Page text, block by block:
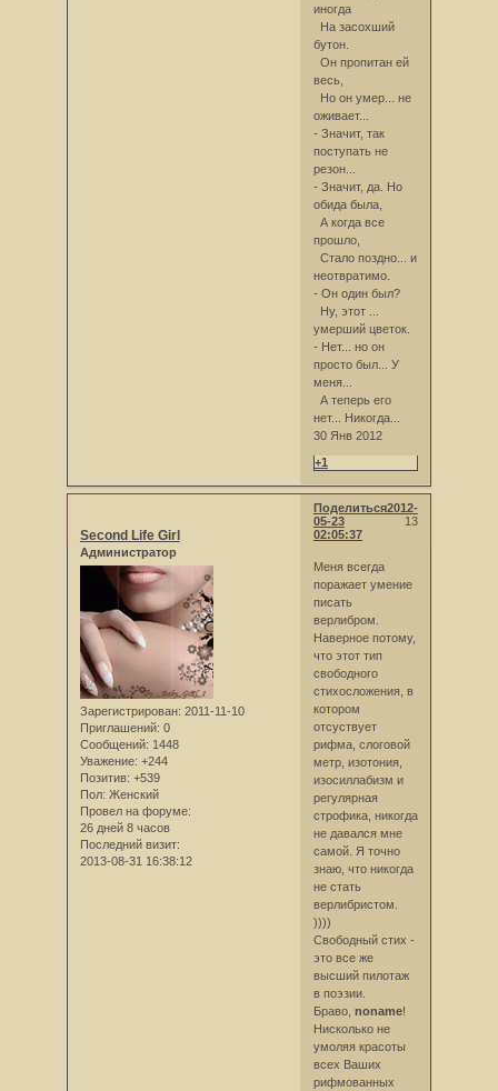
иногда
На засохший
бутон.
Он пропитан ей
весь,
Но он умер... не
оживает...
- Значит, так
поступать не
резон...
- Значит, да. Но
обида была,
А когда все
прошло,
Стало поздно... и
неотвратимо.
- Он один был?
Ну, этот ...
умерший цветок.
- Нет... но он
просто был... У
меня...
А теперь его
нет... Никогда...
30 Янв 2012
+1
Поделиться
13
2012-
05-23
02:05:37
Second Life Girl
Администратор
Зарегистрирован: 2011-11-10
Приглашений: 0
Сообщений: 1448
Уважение: +244
Позитив: +539
Пол: Женский
Провел на форуме:
26 дней 8 часов
Последний визит:
2013-08-31 16:38:12
Меня всегда
поражает умение
писать
верлибром.
Наверное потому,
что этот тип
свободного
стихосложения, в
котором
отсуствует
рифма, слоговой
метр, изотония,
изосиллабизм и
регулярная
строфика, никогда
не давался мне
самой. Я точно
знаю, что никогда
не стать
верлибристом.
))))
Свободный стих -
это все же
высший пилотаж
в поэзии.
Браво, noname!
Нисколько не
умоляя красоты
всех Ваших
рифмованных